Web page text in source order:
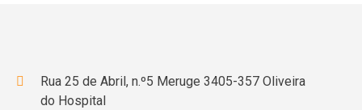
Rua 25 de Abril, n.º5 Meruge 3405-357 Oliveira
do Hospital